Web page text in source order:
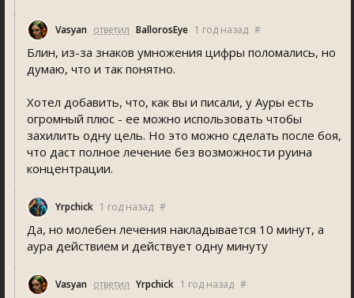
Vasyan ответил BallorosEye 1 год назад #
Блин, из-за знаков умножения цифры поломались, но
думаю, что и так понятно.
Хотел добавить, что, как вы и писали, у Ауры есть
огромный плюс - ее можно использовать чтобы
захилить одну цель. Но это можно сделать после боя,
что даст полное лечение без возможности руина
концентрации.
Yrpchick 1 год назад #
Да, но молебен лечения накладывается 10 минут, а
аура действием и действует одну минуту
Vasyan ответил Yrpchick 1 год назад #